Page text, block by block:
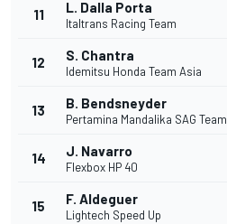
11 L. Dalla Porta
Italtrans Racing Team
12 S. Chantra
Idemitsu Honda Team Asia
13 B. Bendsneyder
Pertamina Mandalika SAG Team
14 J. Navarro
Flexbox HP 40
15 F. Aldeguer
Lightech Speed Up